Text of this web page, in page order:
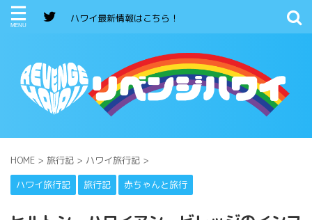
ハワイ最新情報はこちら！
HOME > 旅行記 > ハワイ旅行記 >
ハワイ旅行記
旅行記 赤ちゃんと旅行